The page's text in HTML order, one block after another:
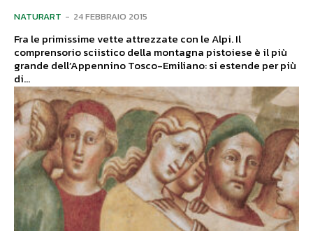
NATURART - 24 FEBBRAIO 2015
Fra le primissime vette attrezzate con le Alpi. Il
comprensorio sciistico della montagna pistoiese è il più
grande dell’Appennino Tosco-Emiliano: si estende per più
di...